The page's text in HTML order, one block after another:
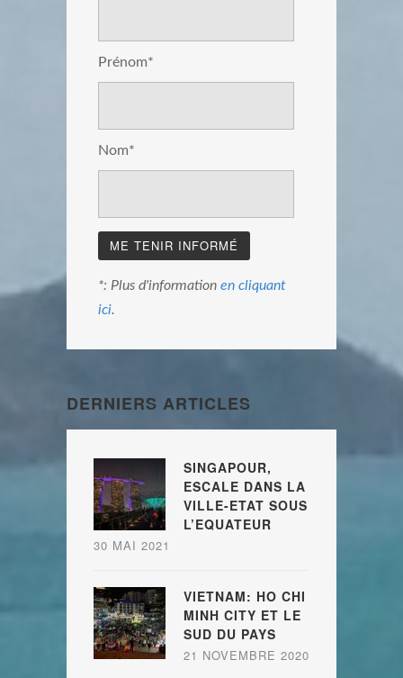
Prénom*
Nom*
*: Plus d'information en cliquant
ici.
DERNIERS ARTICLES
SINGAPOUR,
ESCALE DANS LA
VILLE-ETAT SOUS
L’EQUATEUR
30 MAI 2021
VIETNAM: HO CHI
MINH CITY ET LE
SUD DU PAYS
21 NOVEMBRE 2020